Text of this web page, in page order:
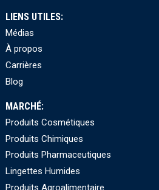
LIENS UTILES:
Médias
À propos
Carrières
Blog
MARCHÉ:
Produits Cosmétiques
Produits Chimiques
Produits Pharmaceutiques
Lingettes Humides
Produits Agroalimentaire